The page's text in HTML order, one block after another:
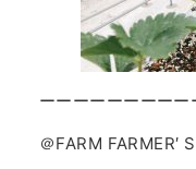
ーーーーーーーー
＠FARM FARMER′